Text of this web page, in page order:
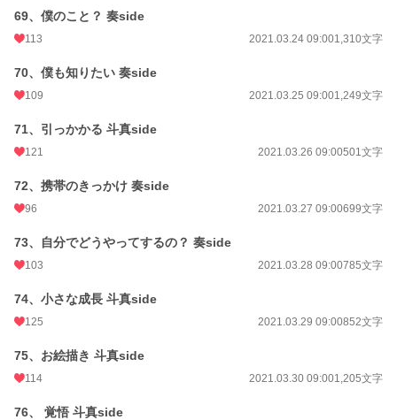
69、僕のこと？ 奏side
113 2021.03.24 09:001,310文字
70、僕も知りたい 奏side
109 2021.03.25 09:001,249文字
71、引っかかる 斗真side
121 2021.03.26 09:00501文字
72、携帯のきっかけ 奏side
96 2021.03.27 09:00699文字
73、自分でどうやってするの？ 奏side
103 2021.03.28 09:00785文字
74、小さな成長 斗真side
125 2021.03.29 09:00852文字
75、お絵描き 斗真side
114 2021.03.30 09:001,205文字
76、 覚悟 斗真side